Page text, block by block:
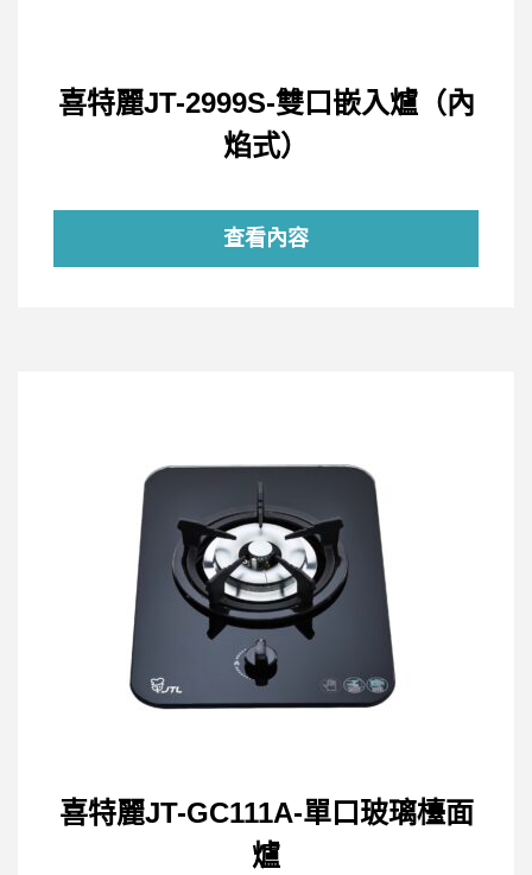
喜特麗JT-2999S-雙口嵌入爐（內
焰式）
查看內容
喜特麗JT-GC111A-單口玻璃檯面
爐